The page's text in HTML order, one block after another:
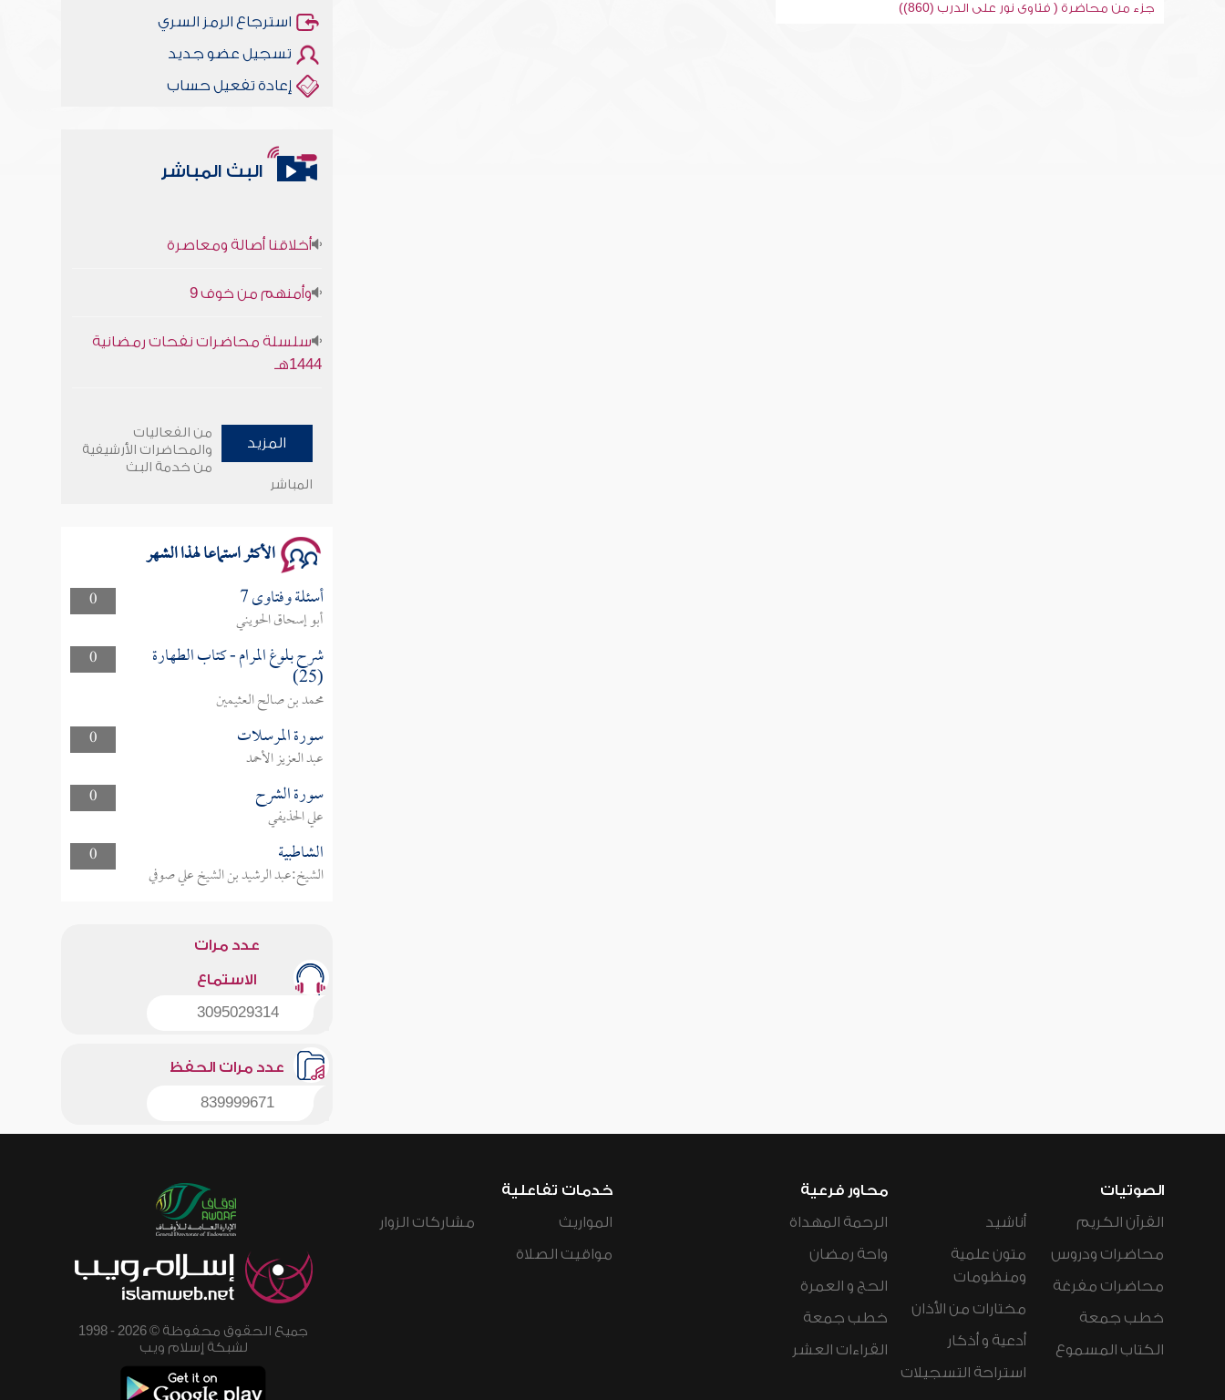
جزء من محاضرة ( فتاوى نور على الدرب (860))
استرجاع الرمز السري
تسجيل عضو جديد
إعادة تفعيل حساب
البث المباشر
1444هـ
وأمنهم من خوف 9
المزيد
من الفعاليات
والمحاضرات الأرشيفية
من خدمة البث
المباشر
الأكثر استماعا لهذا الشهر
0 أسئلة وفتاوى 7
أبو إسحاق الحويني
0
شرح بلوغ المرام - كتاب الطهارة
(25)
محمد بن صالح العثيمين
0
سورة المرسلات
عبد العزيز الأحمد
0
سورة الشرح
علي الحذيفي
0
الشاطبية
الشيخ:عبد الرشيد بن الشيخ علي صوفي
عدد مرات
الاستماع
3095029314
عدد مرات الحفظ
839999671
الصوتيات
القرآن الكريم
محاضرات ودروس
محاضرات مفرغة
خطب جمعة
الكتاب المسموع
أناشيد
متون علمية
ومنظومات
مختارات من الأذان
أدعية و أذكار
استراحة التسجيلات
محاور فرعية
الرحمة المهداة
واحة رمضان
الحج و العمرة
خطب جمعة
القراءات العشر
خدمات تفاعلية
المواريث
مواقيت الصلاة
مشاركات الزوار
جميع الحقوق محفوظة © 2026 - 1998
لشبكة إسلام ويب